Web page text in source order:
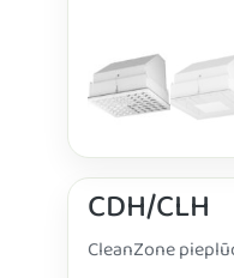
CDH/CLH
CleanZone